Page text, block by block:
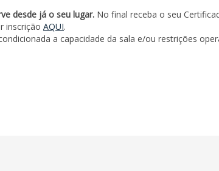
desde já o seu lugar. No final receba o seu
inscrição AQUI.
a capacidade da sala e/ou restrições